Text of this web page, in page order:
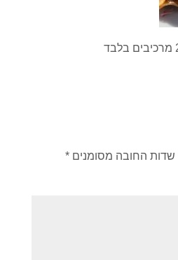
שדות החובה מסומנים *